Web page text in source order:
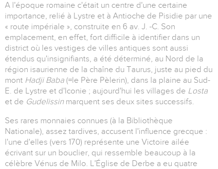
A l'époque romaine c'était un centre d'une certaine
importance, relié à Lystre et à Antioche de Pisidie par une
« route impériale », construite en 6 av. J. -C. Son
emplacement, en effet, fort difficile à identifier dans un
district où les vestiges de villes antiques sont aussi
étendus qu'insignifiants, a été déterminé, au Nord de la
région isaurienne de la chaîne du Taurus, juste au pied du
mont Hadji Baba (=le Père Pèlerin), dans la plaine au Sud-
E. de Lystre et d'Iconie ; aujourd'hui les villages de Losta
et de Gudelissinmarquent ses deux sites successifs.
Ses rares monnaies connues (à la Bibliothèque
Nationale), assez tardives, accusent l'influence grecque :
l'une d'elles (vers 170) représente une Victoire ailée
écrivant sur un bouclier, qui ressemble beaucoup à la
célèbre Vénus de Milo. L'Église de Derbe a eu quatre